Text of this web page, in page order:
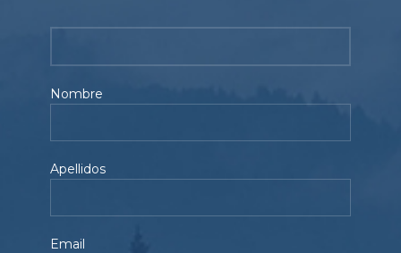
Nombre
Apellidos
Email